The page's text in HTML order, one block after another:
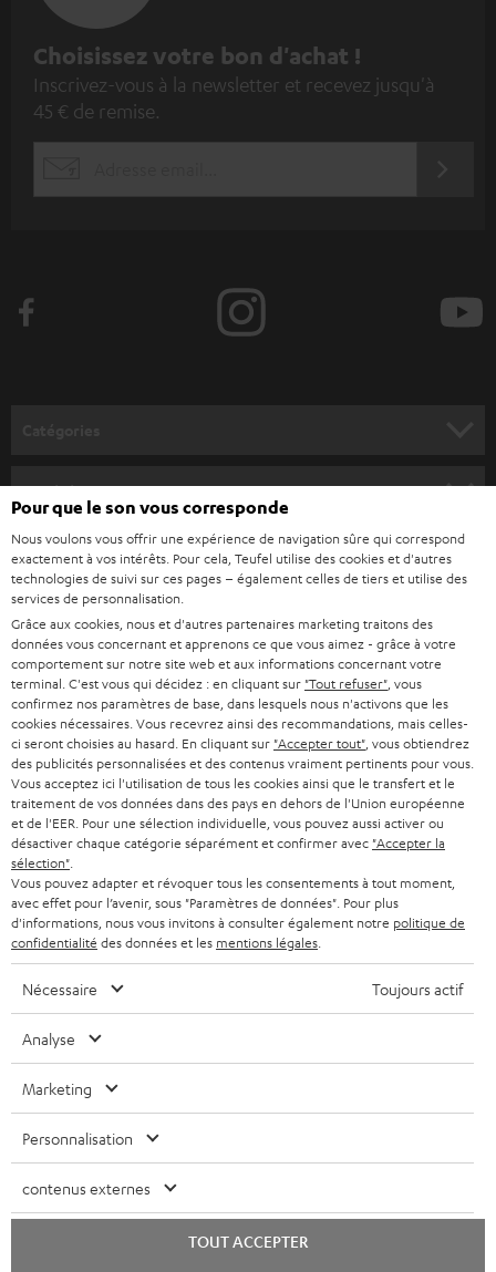
I
n
s
z
s
à
l
a
n
e
w
s
l
e
t
t
e
r
Choisissez votre bon d'achat !
Inscrivez-vous à la newsletter et recevez jusqu'à
45 € de remise.
BARRES DE SON
STEREO
SMART HOME
BLUETOOTH
CASQUES AUDIO
CASQUES BLUETOOTH AUDIO
SYSTEMES COMPLETS
ENCEINTES
ULTIMA
ÉCOUTEURS INTRA-AURICULAIRES
FANSHOP
NOUVEAUTÉS
Société
SUPPORT
CARRIÈRE
PRESSE
B2B
NEWSLETTER
MAGASINS
AVANTAGES D’ACHAT
L’HISTOIRE DE TEUFEL
Boutiques en ligne Teufel
ALLEMAGNE
AUTRICHE
SUISSE
PAYS-BAS
BELGIQUE
FRANCE
POLOGNE
ITALIE
USA
AUTRES PAYS
Sous réserve de modifications techniques, de fautes de frappe et d’autres
erreurs. Les accessoires figurant sur l’image ne font pas partie du contenu de
Mentions légales CGV
Pour que le son vous corresponde
Nous voulons vous offrir une expérience de navigation sûre qui correspond
exactement à vos intérêts. Pour cela, Teufel utilise des cookies et d'autres
technologies de suivi sur ces pages – également celles de tiers et utilise des
services de personnalisation.
Grâce aux cookies, nous et d'autres partenaires marketing traitons des
données vous concernant et apprenons ce que vous aimez - grâce à votre
comportement sur notre site web et aux informations concernant votre
terminal. C'est vous qui décidez : en cliquant sur "Tout refuser" , vous
confirmez nos paramètres de base, dans lesquels nous n'activons que les
cookies nécessaires. Vous recevrez ainsi des recommandations, mais celles-
ci seront choisies au hasard. En cliquant sur "Accepter tout" , vous obtiendrez
des publicités personnalisées et des contenus vraiment pertinents pour vous.
Vous acceptez ici l'utilisation de tous les cookies ainsi que le transfert et le
traitement de vos données dans des pays en dehors de l'Union européenne
et de l'EER. Pour une sélection individuelle, vous pouvez aussi activer ou
désactiver chaque catégorie séparément et confirmer avec "Accepter la
sélection"
Vous pouvez adapter et révoquer tous les consentements à tout moment,
avec effet pour l’avenir, sous "Paramètres de données". Pour plus
d'informations, nous vous invitons à consulter également notre politique de
confidentialité des données et les mentions légales
Nécessaire Toujours actif
Analyse
Marketing
Personnalisation
contenus externes
TOUT ACCEPTER